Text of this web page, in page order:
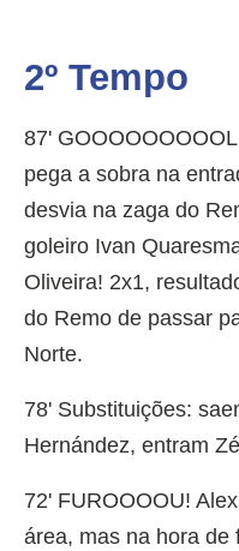
2º Tempo
87'
pega a sobra na
desvia na zaga do
goleiro Ivan
Oliveira! 2x1,
do Remo de passar
Norte.
78' Substituições:
Hernández, entram
72' FUROOOOU!
área, mas na hora de